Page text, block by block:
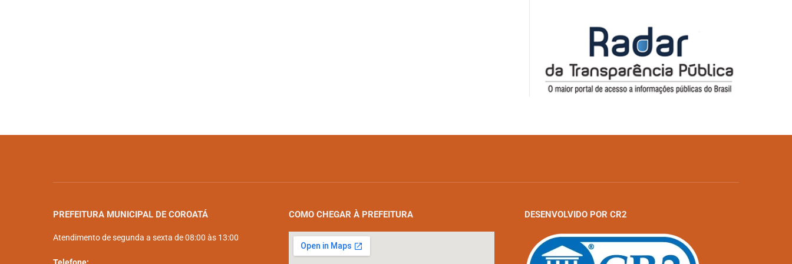
PREFEITURA MUNICIPAL DE COROATÁ
Atendimento de segunda a sexta de 08:00 às 13:00
COMO CHEGAR À PREFEITURA DESENVOLVIDO POR CR2